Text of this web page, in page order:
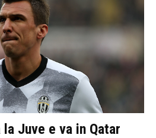
Juve e va in Qatar